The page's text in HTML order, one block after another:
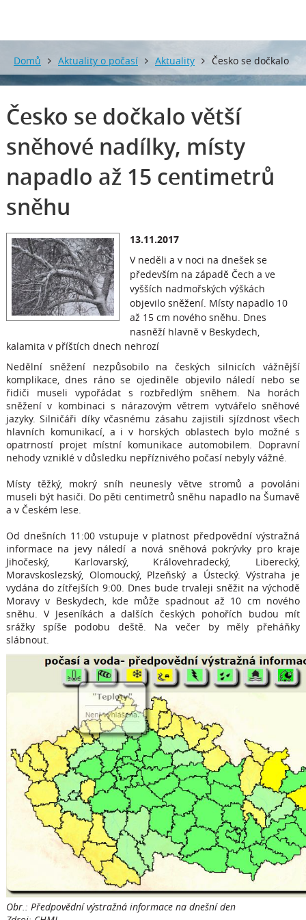
Domů Aktuality o počasí Aktuality Česko se dočkalo
větší sněhové nadílky, místy napadlo až 15 centimetrů sněhu
Česko se dočkalo větší
sněhové nadílky, místy
napadlo až 15 centimetrů
sněhu
13.11.2017
V neděli a v noci na dnešek se
především na západě Čech a ve
vyšších nadmořských výškách
objevilo sněžení. Místy napadlo 10
až 15 cm nového sněhu. Dnes
nasněží hlavně v Beskydech,
kalamita v příštích dnech nehrozí
Nedělní sněžení nezpůsobilo na českých silnicích vážnější
komplikace, dnes ráno se ojediněle objevilo náledí nebo se
řidiči museli vypořádat s rozbředlým sněhem. Na horách
sněžení v kombinaci s nárazovým větrem vytvářelo sněhové
jazyky. Silničáři díky včasnému zásahu zajistili sjízdnost všech
hlavních komunikací, a i v horských oblastech bylo možné s
opatrností projet místní komunikace automobilem. Dopravní
nehody vzniklé v důsledku nepříznivého počasí nebyly vážné.
Místy těžký, mokrý sníh neunesly větve stromů a povoláni
museli být hasiči. Do pěti centimetrů sněhu napadlo na Šumavě
a v Českém lese.
Od dnešních 11:00 vstupuje v platnost předpovědní výstražná
informace na jevy náledí a nová sněhová pokrývky pro kraje
Jihočeský, Karlovarský, Královehradecký, Liberecký,
Moravskoslezský, Olomoucký, Plzeňský a Ústecký. Výstraha je
vydána do zítřejších 9:00. Dnes bude trvaleji sněžit na východě
Moravy v Beskydech, kde může spadnout až 10 cm nového
sněhu. V Jeseníkách a dalších českých pohořích budou mít
srážky spíše podobu deště. Na večer by měly přeháňky
slábnout.
Obr.: Předpovědní výstražná informace na dnešní den